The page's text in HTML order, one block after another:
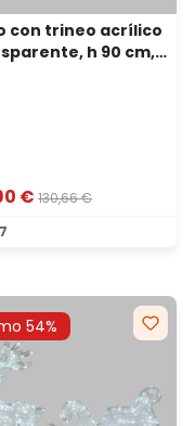
estrellas
con trineo acrílico
h 90 cm,
blanco cálido
€ 130,66 €
54%